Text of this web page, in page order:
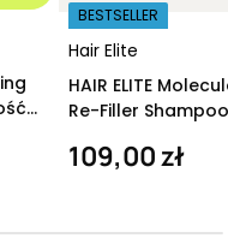
Hair Elite
BESTSELLER
HAIR ELITE
Re-Filler
109,00 zł